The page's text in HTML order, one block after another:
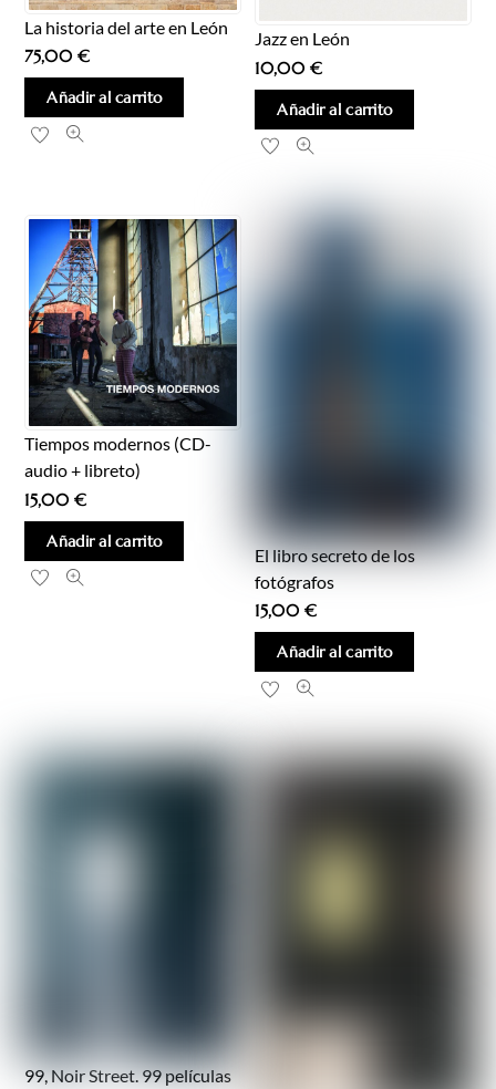
La historia del arte en León
75,00€
Añadir al carrito
Jazz en León
10,00€
Añadir al carrito
Tiempos modernos (CD-
audio + libreto)
15,00€
Añadir al carrito
El libro secreto de los
fotógrafos
15,00€
Añadir al carrito
99, Noir Street. 99 películas